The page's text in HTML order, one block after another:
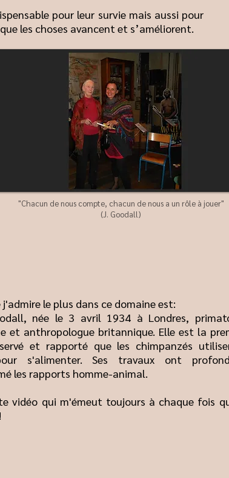
pour leur survie mais aussi pour
les choses avancent et s’améliorent.
"Chacun de nous compte, chacun de nous a un rôle à jouer"
(J. Goodall)
j'admire le plus dans ce domaine est:
née le 3 avril 1934 à Londres,
et anthropologue britannique. Elle est la
et rapporté que les chimpanzés
s'alimenter. Ses travaux ont
les rapports homme-animal.
vidéo qui m'émeut toujours à chaque fois